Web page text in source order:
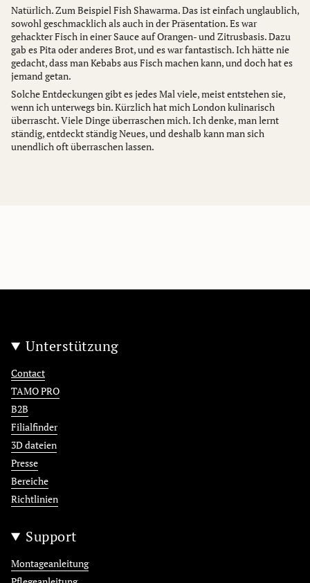
Natürlich. Zum Beispiel Fish Shawarma. Das ist einfach unglaublich,
sowohl geschmacklich als auch in der Präsentation. Es war
gehackter Fisch in einer Sauce auf Orangen- und Zitrusbasis. Dazu
gab es Pita oder anderes Brot, und es war fantastisch. Ich hätte nie
gedacht, dass man Kebabs aus Fisch machen kann, und doch hat es
jemand getan.
Solche Entdeckungen gibt es jedes Mal viele, meist entstehen sie,
wenn ich unterwegs bin. Kürzlich hat mich London kulinarisch
überrascht. Viele Dinge überraschen mich. Ich denke, man lernt
ständig, entdeckt ständig Neues, und deshalb kann man sich
unendlich oft überraschen lassen.
Unterstützung
Contact
TAMO PRO
B2B
Filialfinder
3D dateien
Presse
Bereiche
Richtlinien
Support
Montageanleitung